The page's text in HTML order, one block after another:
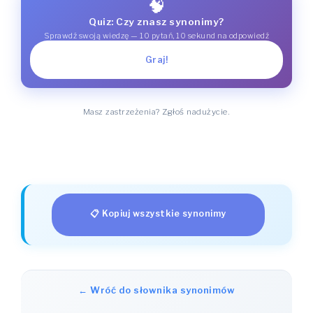
🧠
Quiz: Czy znasz synonimy?
Sprawdź swoją wiedzę — 10 pytań, 10 sekund na odpowiedź
Graj!
Masz zastrzeżenia? Zgłoś nadużycie.
📋 Kopiuj wszystkie synonimy
← Wróć do słownika synonimów